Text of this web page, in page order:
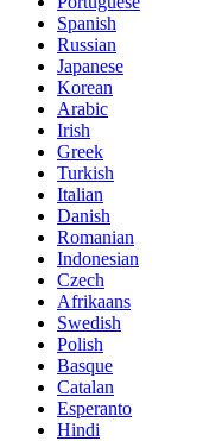
Spanish
Russian
Japanese
Korean
Arabic
Irish
Greek
Turkish
Italian
Danish
Romanian
Indonesian
Czech
Afrikaans
Swedish
Polish
Basque
Catalan
Esperanto
Hindi